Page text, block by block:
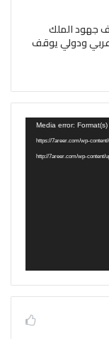
جهود الملك
ودولي يوقف
Media error: